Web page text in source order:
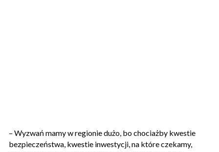
– Wyzwań mamy w regionie dużo, bo chociażby kwestie
bezpieczeństwa, kwestie inwestycji, na które czekamy,